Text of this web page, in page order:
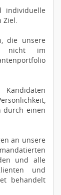
individuelle
Ziel.
die unsere
nicht im
durch einen
an unsere
und alle
und
behandelt